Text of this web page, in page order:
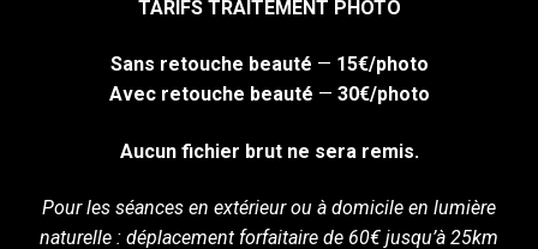
TARIFS TRAITEMENT PHOTO
Sans retouche beauté — 15€/photo
Avec retouche beauté — 30€/photo
Aucun fichier brut ne sera remis.
Pour les séances en extérieur ou à domicile en lumière
naturelle : déplacement forfaitaire de 60€ jusqu’à 25km